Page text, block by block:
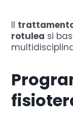
Il
rotulea si